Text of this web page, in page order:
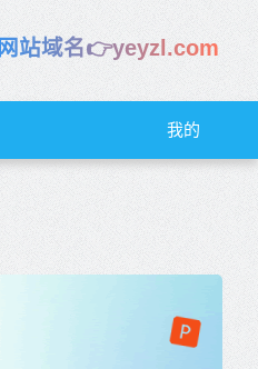
网站域名👉yeyzl.com
我的